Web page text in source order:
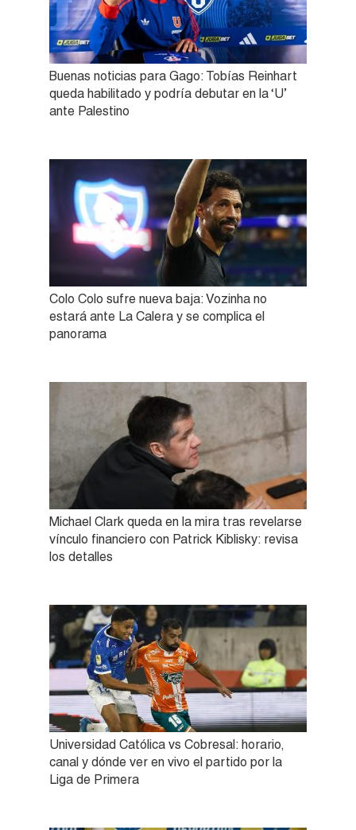
Buenas noticias para Gago: Tobías Reinhart
queda habilitado y podría debutar en la ‘U’
ante Palestino
Colo Colo sufre nueva baja: Vozinha no
estará ante La Calera y se complica el
panorama
Michael Clark queda en la mira tras revelarse
vínculo financiero con Patrick Kiblisky: revisa
los detalles
Universidad Católica vs Cobresal: horario,
canal y dónde ver en vivo el partido por la
Liga de Primera